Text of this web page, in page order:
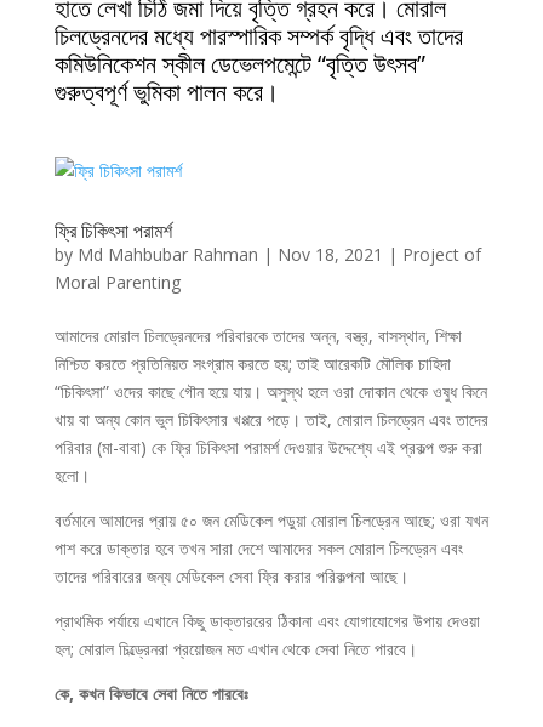
হাতে লেখা চিঠি জমা দিয়ে বৃত্তি গ্রহন করে। মোরাল
চিলড্রেনদের মধ্যে পারস্পারিক সম্পর্ক বৃদ্ধি এবং তাদের
কমিউনিকেশন স্কীল ডেভেলপমেন্টে “বৃত্তি উৎসব”
গুরুত্বপূর্ণ ভুমিকা পালন করে।
ফ্রি চিকিৎসা পরামর্শ
by Md Mahbubar Rahman | Nov 18, 2021 | Project of
Moral Parenting
আমাদের মোরাল চিলড্রেনদের পরিবারকে তাদের অন্ন, বস্ত্র, বাসস্থান, শিক্ষা
নিশ্চিত করতে প্রতিনিয়ত সংগ্রাম করতে হয়; তাই আরেকটি মৌলিক চাহিদা
“চিকিৎসা” ওদের কাছে গৌন হয়ে যায়। অসুস্থ হলে ওরা দোকান থেকে ওষুধ কিনে
খায় বা অন্য কোন ভুল চিকিৎসার খপ্পরে পড়ে। তাই, মোরাল চিলড্রেন এবং তাদের
পরিবার (মা-বাবা) কে ফ্রি চিকিৎসা পরামর্শ দেওয়ার উদ্দেশ্যে এই প্রকল্প শুরু করা
হলো।
বর্তমানে আমাদের প্রায় ৫০ জন মেডিকেল পড়ুয়া মোরাল চিলড্রেন আছে; ওরা যখন
পাশ করে ডাক্তার হবে তখন সারা দেশে আমাদের সকল মোরাল চিলড্রেন এবং
তাদের পরিবারের জন্য মেডিকেল সেবা ফ্রি করার পরিকল্পনা আছে।
প্রাথমিক পর্যায়ে এখানে কিছু ডাক্তাররের ঠিকানা এবং যোগাযোগের উপায় দেওয়া
হল; মোরাল চিল্ড্রেনরা প্রয়োজন মত এখান থেকে সেবা নিতে পারবে।
কে, কখন কিভাবে সেবা নিতে পারবেঃ